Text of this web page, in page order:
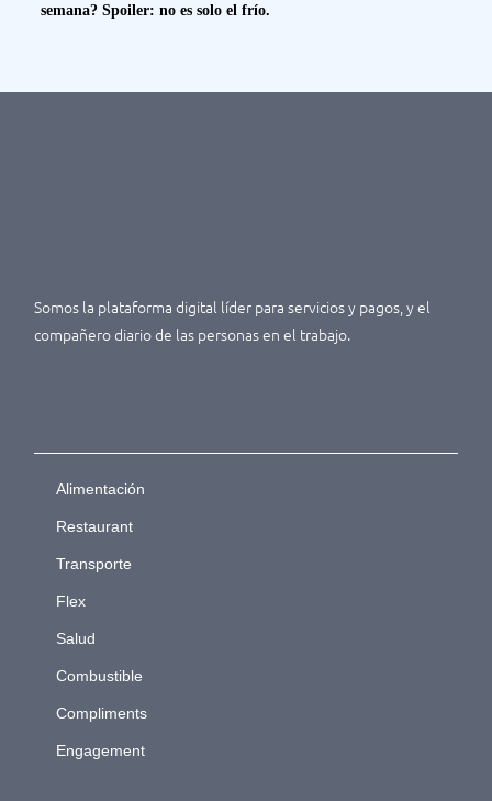
semana? Spoiler: no es solo el frío.
Somos la plataforma digital líder para servicios y pagos, y el
compañero diario de las personas en el trabajo.
Alimentación
Restaurant
Transporte
Flex
Salud
Combustible
Compliments
Engagement